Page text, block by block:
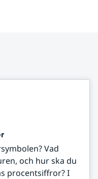
Vad
och hur ska du
procentsiffror? I